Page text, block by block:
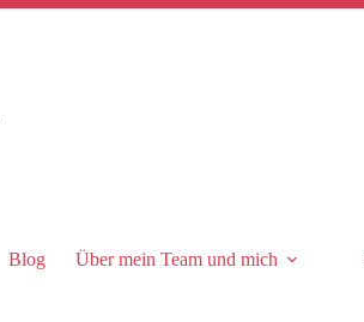
Blog Über mein Team und mich